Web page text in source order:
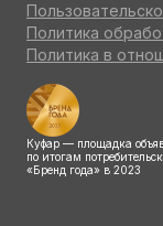
Политика
Политика в
Куфар — площадка
по итогам
«Бренд года» в 2023